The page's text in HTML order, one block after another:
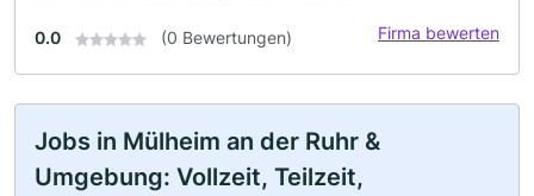
0.0 (0 Bewertungen) Firma bewerten
Jobs in Mülheim an der Ruhr &
Umgebung: Vollzeit, Teilzeit,